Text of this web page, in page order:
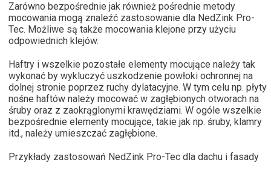
Zarówno bezpośrednie jak również pośrednie metody
mocowania mogą znaleźć zastosowanie dla NedZink Pro-
Tec. Możliwe są także mocowania klejone przy użyciu
odpowiednich klejów.
Haftry i wszelkie pozostałe elementy mocujące należy tak
wykonać by wykluczyć uszkodzenie powłoki ochronnej na
dolnej stronie poprzez ruchy dylatacyjne. W tym celu np. płyty
nośne haftów należy mocować w zagłębionych otworach na
śruby oraz z zaokrąglonymi krawędziami. W ogóle wszelkie
bezpośrednie elementy mocujące, takie jak np. śruby, klamry
itd., należy umieszczać zagłębione.
Przykłady zastosowań NedZink Pro-Tec dla dachu i fasady